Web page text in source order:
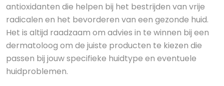
antioxidanten die helpen bij het bestrijden van vrije
radicalen en het bevorderen van een gezonde huid.
Het is altijd raadzaam om advies in te winnen bij een
dermatoloog om de juiste producten te kiezen die
passen bij jouw specifieke huidtype en eventuele
huidproblemen.